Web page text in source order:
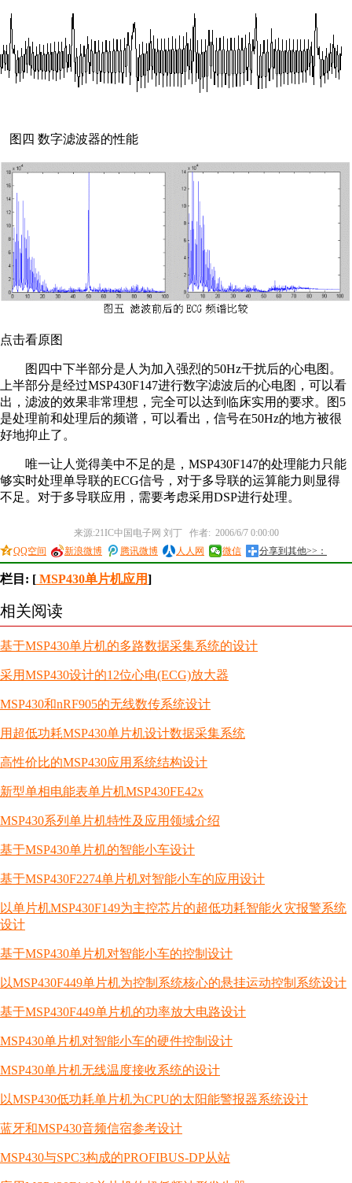
图四 数字滤波器的性能
点击看原图
图四中下半部分是人为加入强烈的50Hz干扰后的心电图。
上半部分是经过MSP430F147进行数字滤波后的心电图，可以看
出，滤波的效果非常理想，完全可以达到临床实用的要求。图5
是处理前和处理后的频谱，可以看出，信号在50Hz的地方被很
好地抑止了。
唯一让人觉得美中不足的是，MSP430F147的处理能力只能
够实时处理单导联的ECG信号，对于多导联的运算能力则显得
不足。对于多导联应用，需要考虑采用DSP进行处理。
来源:21IC中国电子网 刘丁 作者: 2006/6/7 0:00:00
QQ空间
新浪微博 腾讯微博 人人网 微信 分享到其他>>：
栏目: [ MSP430单片机应用]
相关阅读
基于MSP430单片机的多路数据采集系统的设计
采用MSP430设计的12位心电(ECG)放大器
MSP430和nRF905的无线数传系统设计
用超低功耗MSP430单片机设计数据采集系统
高性价比的MSP430应用系统结构设计
新型单相电能表单片机MSP430FE42x
MSP430系列单片机特性及应用领域介绍
基于MSP430单片机的智能小车设计
基于MSP430F2274单片机对智能小车的应用设计
以单片机MSP430F149为主控芯片的超低功耗智能火灾报警系统
设计
基于MSP430单片机对智能小车的控制设计
以MSP430F449单片机为控制系统核心的悬挂运动控制系统设计
基于MSP430F449单片机的功率放大电路设计
MSP430单片机对智能小车的硬件控制设计
MSP430单片机无线温度接收系统的设计
以MSP430低功耗单片机为CPU的太阳能警报器系统设计
蓝牙和MSP430音频信宿参考设计
MSP430与SPC3构成的PROFIBUS-DP从站